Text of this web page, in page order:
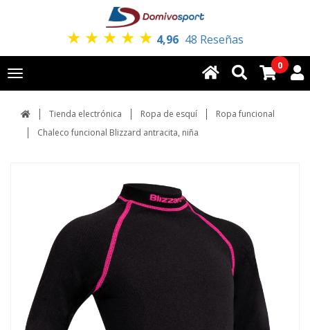
★ ★ ★ ★ ★ 4,96 48 Reseñas
Toggle
navigation
0
Tienda electrónica Ropa de esquí
Ropa funcional
Chaleco funcional Blizzard antracita, niña